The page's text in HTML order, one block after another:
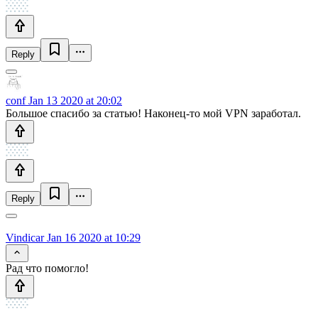
Reply
confJan 13 2020 at 20:02
Большое спасибо за статью! Наконец-то мой VPN заработал.
Reply
VindicarJan 16 2020 at 10:29
Рад что помогло!